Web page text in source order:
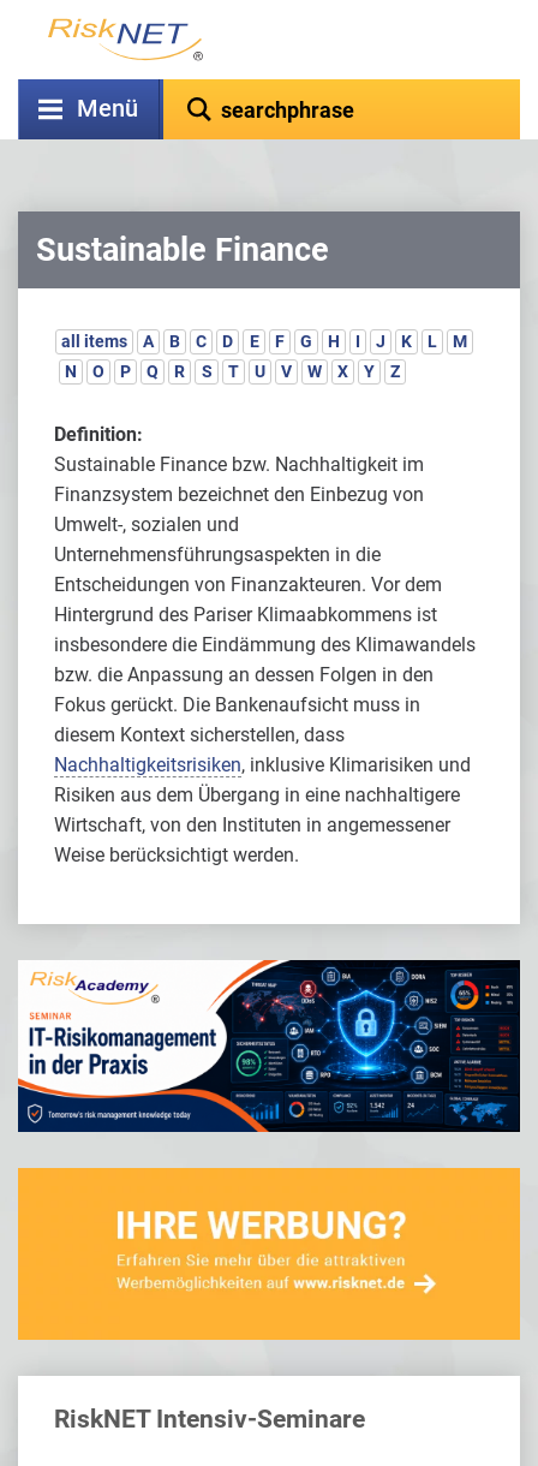
Menü
Sustainable Finance
all items A B C D E F G H I J K L
M
N
O P Q R S T U V W X Y Z
Definition:
Sustainable Finance bzw. Nachhaltigkeit im
Finanzsystem bezeichnet den Einbezug von
Umwelt-, sozialen und
Unternehmensführungsaspekten in die
Entscheidungen von Finanzakteuren. Vor dem
Hintergrund des Pariser Klimaabkommens ist
insbesondere die Eindämmung des Klimawandels
bzw. die Anpassung an dessen Folgen in den
Fokus gerückt. Die Bankenaufsicht muss in
diesem Kontext sicherstellen, dass
Nachhaltigkeitsrisiken, inklusive Klimarisiken und
Risiken aus dem Übergang in eine nachhaltigere
Wirtschaft, von den Instituten in angemessener
Weise berücksichtigt werden.
RiskNET Intensiv-Seminare